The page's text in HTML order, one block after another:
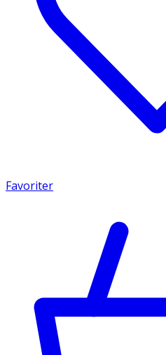
Favoriter